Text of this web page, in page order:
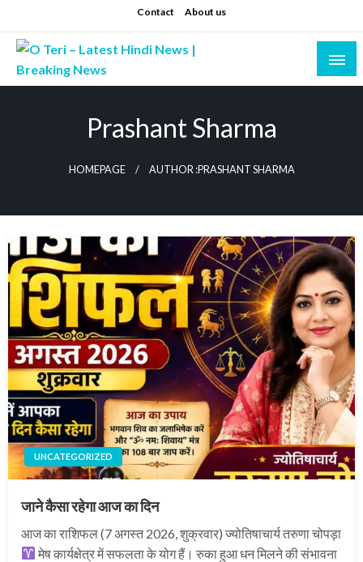
to
content
Contact About us
Prashant sharma (shastri)
Prashant Sharma
HOMEPAGE AUTHOR :PRASHANT SHARMA
UNCATEGORIZED
जाने कैसा रहेगा आज का दिन
आज का राशिफल (7 अगस्त 2026, शुक्रवार) ज्योतिषाचार्य तरुणा चोपड़ा
मेष कार्यक्षेत्र में सफलता के योग हैं। रुका हुआ धन मिलने की संभावना